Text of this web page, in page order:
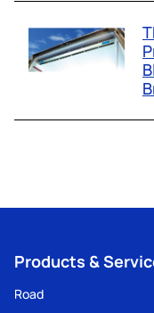
Products &
Road